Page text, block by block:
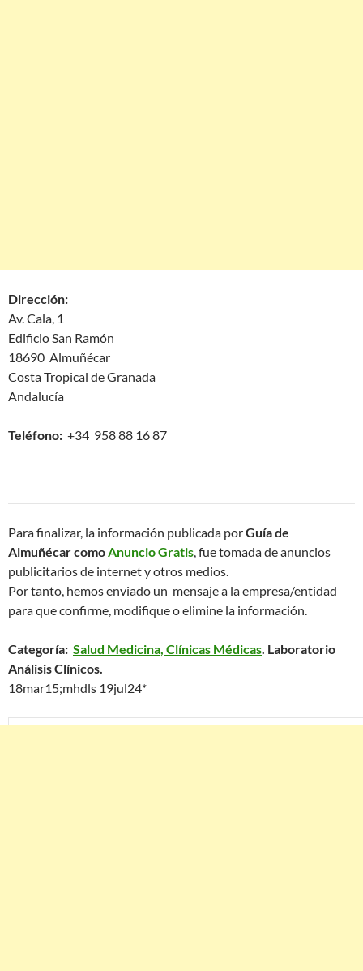
Dirección:
Av. Cala, 1
Edificio San Ramón
18690 Almuñécar
Costa Tropical de Granada
Andalucía
Teléfono: +34 958 88 16 87
Para finalizar, la información publicada porGuía de
Almuñécar como Anuncio Gratis , fue tomada de anuncios
publicitarios de internet y otros medios.
Por tanto, hemos enviado un mensaje a la empresa/entidad
para que confirme, modifique o elimine la información.
Categoría: Salud Medicina, Clínicas Médicas . Laboratorio
Análisis Clínicos.
18mar15;mhdls 19jul24*